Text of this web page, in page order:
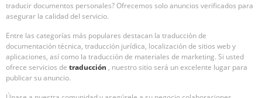
traducir documentos personales? Ofrecemos solo anuncios verificados para
asegurar la calidad del servicio.
Entre las categorías más populares destacan la traducción de
documentación técnica, traducción jurídica, localización de sitios web y
aplicaciones, así como la traducción de materiales de marketing. Si usted
ofrece servicios de traducción , nuestro sitio será un excelente lugar para
publicar su anuncio.